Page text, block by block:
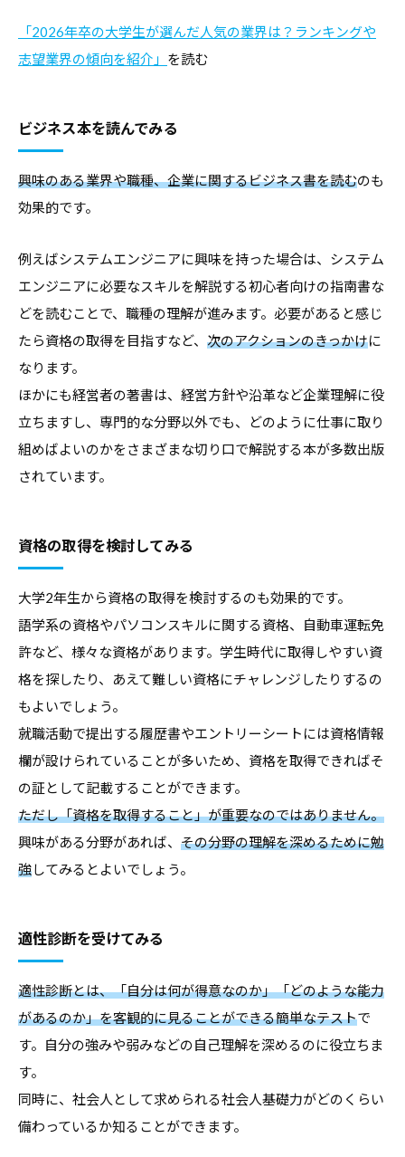
「2026年卒の大学生が選んだ人気の業界は？ランキングや
志望業界の傾向を紹介」 を読む
ビジネス本を読んでみる
興味のある業界や職種、企業に関するビジネス書を読むのも
効果的です。
例えばシステムエンジニアに興味を持った場合は、システム
エンジニアに必要なスキルを解説する初心者向けの指南書な
どを読むことで、職種の理解が進みます。必要があると感じ
たら資格の取得を目指すなど、 次のアクションのきっかけに
なります。
ほかにも経営者の著書は、経営方針や沿革など企業理解に役
立ちますし、専門的な分野以外でも、どのように仕事に取り
組めばよいのかをさまざまな切り口で解説する本が多数出版
されています。
資格の取得を検討してみる
大学2年生から資格の取得を検討するのも効果的です。
語学系の資格やパソコンスキルに関する資格、自動車運転免
許など、様々な資格があります。学生時代に取得しやすい資
格を探したり、あえて難しい資格にチャレンジしたりするの
もよいでしょう。
就職活動で提出する履歴書やエントリーシートには資格情報
欄が設けられていることが多いため、資格を取得できればそ
の証として記載することができます。
ただし「資格を取得すること」が重要なのではありません。
興味がある分野があれば、 その分野の理解を深めるために勉
強してみるとよいでしょう。
適性診断を受けてみる
適性診断とは、「自分は何が得意なのか」「どのような能力
があるのか」を客観的に見ることができる簡単なテストで
す。自分の強みや弱みなどの自己理解を深めるのに役立ちま
す。
同時に、社会人として求められる社会人基礎力がどのくらい
備わっているか知ることができます。